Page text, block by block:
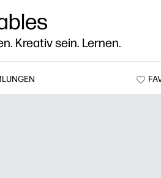
Kreativ sein. Lernen.